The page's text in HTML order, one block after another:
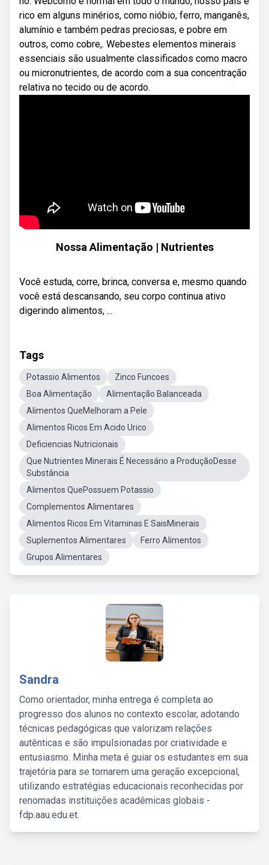
rico em alguns minérios, como nióbio, ferro, manganês,
alumínio e também pedras preciosas, e pobre em
outros, como cobre,. Webestes elementos minerais
essenciais são usualmente classificados como macro
ou micronutrientes, de acordo com a sua concentração
relativa no tecido ou de acordo.
Nossa Alimentação | Nutrientes
Você estuda, corre, brinca, conversa e, mesmo quando
você está descansando, seu corpo continua ativo
digerindo alimentos, ...
Tags
Potassio Alimentos
Zinco Funcoes
Boa Alimentação
Alimentação Balanceada
Alimentos QueMelhoram a Pele
Alimentos Ricos Em Acido Urico
Deficiencias Nutricionais
Que Nutrientes Minerais É Necessário a ProduçãoDesse
Substância
Alimentos QuePossuem Potassio
Complementos Alimentares
Alimentos Ricos Em Vitaminas E SaisMinerais
Suplementos Alimentares
Ferro Alimentos
Grupos Alimentares
Sandra
Como orientador, minha entrega é completa ao
progresso dos alunos no contexto escolar, adotando
técnicas pedagógicas que valorizam relações
autênticas e são impulsionadas por criatividade e
entusiasmo. Minha meta é guiar os estudantes em sua
trajetória para se tornarem uma geração excepcional,
utilizando estratégias educacionais reconhecidas por
renomadas instituições acadêmicas globais -
fdp.aau.edu.et.